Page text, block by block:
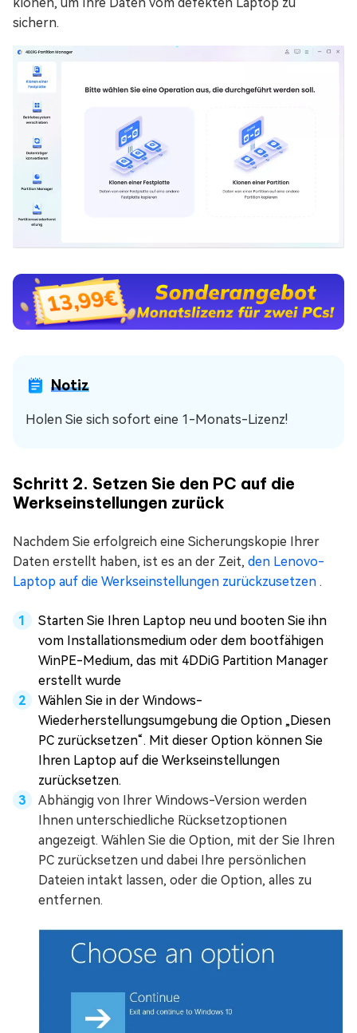
sichern.
Notiz
Holen Sie sich sofort eine 1-Monats-Lizenz!
Schritt 2. Setzen Sie den PC auf die
Werkseinstellungen zurück
Nachdem Sie erfolgreich eine Sicherungskopie Ihrer
Daten erstellt haben, ist es an der Zeit, den Lenovo-
Laptop auf die Werkseinstellungen zurückzusetzen .
Starten Sie Ihren Laptop neu und booten Sie ihn
vom Installationsmedium oder dem bootfähigen
WinPE-Medium, das mit 4DDiG Partition Manager
erstellt wurde
Wählen Sie in der Windows-
Wiederherstellungsumgebung die Option „Diesen
PC zurücksetzen“. Mit dieser Option können Sie
Ihren Laptop auf die Werkseinstellungen
zurücksetzen.
Abhängig von Ihrer Windows-Version werden
Ihnen unterschiedliche Rücksetzoptionen
angezeigt. Wählen Sie die Option, mit der Sie Ihren
PC zurücksetzen und dabei Ihre persönlichen
Dateien intakt lassen, oder die Option, alles zu
entfernen.